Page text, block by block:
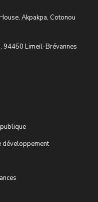
Akpakpa, Cotonou
94450 Limeil-Brévannes
développement